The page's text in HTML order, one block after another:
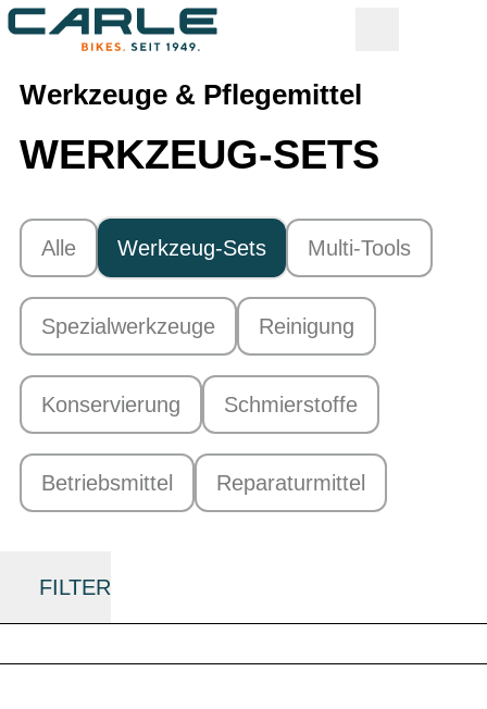
Werkzeuge & Pflegemittel
WERKZEUG-SETS
Alle Werkzeug-Sets Multi-Tools
Spezialwerkzeuge Reinigung
Konservierung Schmierstoffe
Betriebsmittel Reparaturmittel
FILTER